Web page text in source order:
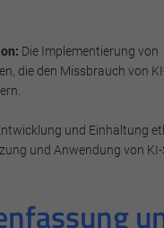
Die Implementierung von
die den Missbrauch von
und Einhaltung
und Anwendung von KI-